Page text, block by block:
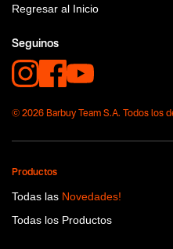
No items found.
Evo-Bot
Regresar al Inicio
Seguinos
© 2026 Barbuy Team S.A. Todos los
Productos
Todas las Novedades!
Todas los Productos